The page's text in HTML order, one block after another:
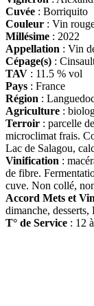
Cuvée : Borriquito
Couleur : Vin
Millésime : 2022
Appellation : Vin
Cépage(s) :
TAV : 11.5 % vol
Pays : France
Région :
Agriculture :
Terroir : parcelle
microclimat frais.
Lac de Salagou,
Vinification :
de fibre.
cuve. Non collé,
Accord Mets et
dimanche, desserts,
T° de Service : 12